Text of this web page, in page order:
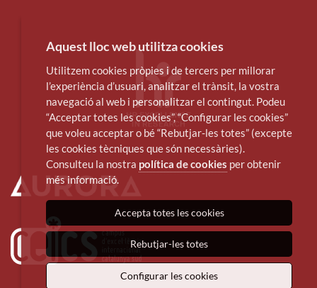
Aquest lloc web utilitza cookies
Utilitzem cookies pròpies i de tercers per millorar
l’experiència d’usuari, analitzar el trànsit, la vostra
navegació al web i personalitzar el contingut. Podeu
“Acceptar totes les cookies”, “Configurar les cookies”
que voleu acceptar o bé “Rebutjar-les totes” (excepte
les cookies tècniques que són necessàries).
Consulteu la nostra política de cookies per obtenir
més informació.
Accepta totes les cookies
Rebutjar-les totes
Configurar les cookies